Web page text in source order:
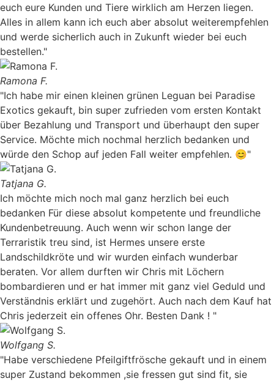
euch eure Kunden und Tiere wirklich am Herzen liegen.
Alles in allem kann ich euch aber absolut weiterempfehlen
und werde sicherlich auch in Zukunft wieder bei euch
bestellen."
Ramona F.
"Ich habe mir einen kleinen grünen Leguan bei Paradise
Exotics gekauft, bin super zufrieden vom ersten Kontakt
über Bezahlung und Transport und überhaupt den super
Service. Möchte mich nochmal herzlich bedanken und
würde den Schop auf jeden Fall weiter empfehlen. 😊"
Tatjana G.
Ich möchte mich noch mal ganz herzlich bei euch
bedanken Für diese absolut kompetente und freundliche
Kundenbetreuung. Auch wenn wir schon lange der
Terraristik treu sind, ist Hermes unsere erste
Landschildkröte und wir wurden einfach wunderbar
beraten. Vor allem durften wir Chris mit Löchern
bombardieren und er hat immer mit ganz viel Geduld und
Verständnis erklärt und zugehört. Auch nach dem Kauf hat
Chris jederzeit ein offenes Ohr. Besten Dank ! "
Wolfgang S.
"Habe verschiedene Pfeilgiftfrösche gekauft und in einem
super Zustand bekommen ,sie fressen gut sind fit, sie